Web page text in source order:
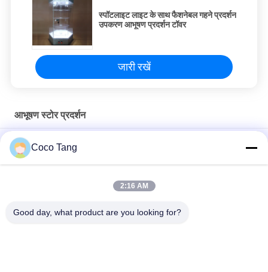
स्पॉटलाइट लाइट के साथ फैशनेबल गहने प्रदर्शन
उपकरण आभूषण प्रदर्शन टॉवर
जारी रखें
आभूषण स्टोर प्रदर्शन
कांस्य स्टेनलेस स्टील आभूषण स्टोर नीचे कैबिनेट के साथ आर्क आकार दिखाता है
SS304 ज्वेलरी स्टोर वॉच ग्लास के लिए ब्रॉन्ज शॉप डिस्प्ले दिखाता है
ODM ब्लैक टाइटेनियम ज्वेलरी स्टोर अल्ट्रा व्हाइट ग्लास इलेक्ट्रिकल लॉक के साथ
Coco Tang
2:16 AM
Good day, what product are you looking for?